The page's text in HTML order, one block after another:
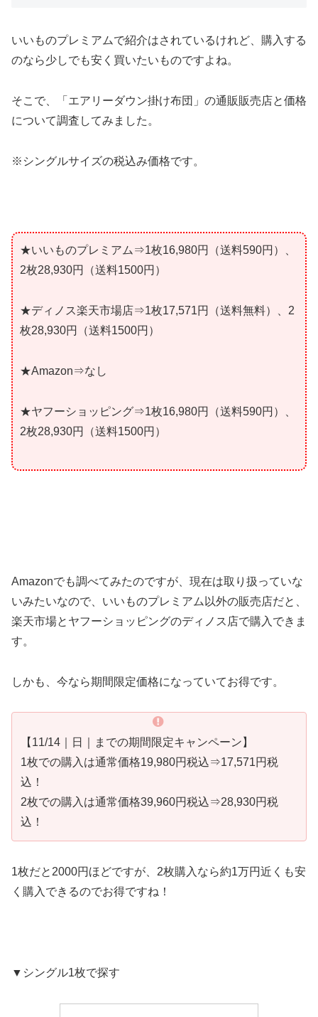
いいものプレミアムで紹介はされているけれど、購入する
のなら少しでも安く買いたいものですよね。
そこで、「エアリーダウン掛け布団」の通販販売店と価格
について調査してみました。
※シングルサイズの税込み価格です。
★いいものプレミアム⇒1枚16,980円（送料590円）、
2枚28,930円（送料1500円）
★ディノス楽天市場店⇒1枚17,571円（送料無料）、2
枚28,930円（送料1500円）
★Amazon⇒なし
★ヤフーショッピング⇒1枚16,980円（送料590円）、
2枚28,930円（送料1500円）
Amazonでも調べてみたのですが、現在は取り扱っていな
いみたいなので、いいものプレミアム以外の販売店だと、
楽天市場とヤフーショッピングのディノス店で購入できま
す。
しかも、今なら期間限定価格になっていてお得です。
【11/14｜日｜までの期間限定キャンペーン】
1枚での購入は通常価格19,980円税込⇒17,571円税
込！
2枚での購入は通常価格39,960円税込⇒28,930円税
込！
1枚だと2000円ほどですが、2枚購入なら約1万円近くも安
く購入できるのでお得ですね！
▼シングル1枚で探す